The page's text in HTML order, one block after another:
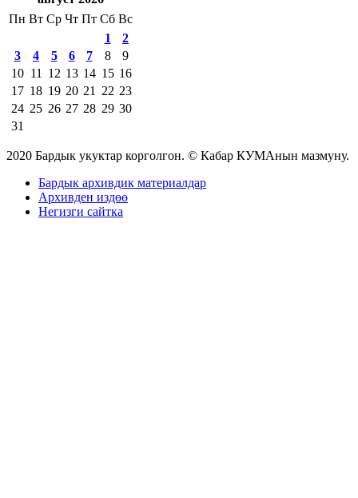
Пн Вт Ср Чт Пт Сб Вс
1
2
3
4 5 6 7 8
9
10 11 12 13 14 15 16
17 18 19 20 21 22 23
24 25 26 27 28 29 30
31
2020 Бардык укуктар корголгон. © Кабар КУМАнын мазмуну.
Бардык архивдик материалдар
Архивден издөө
Негизги сайтка